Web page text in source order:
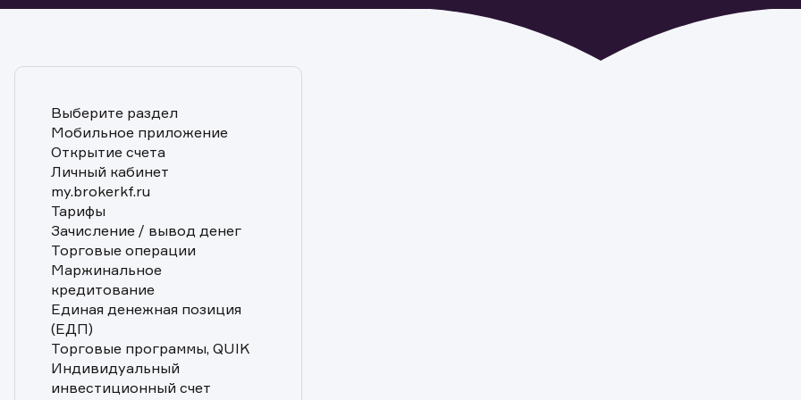
Выберите раздел
Мобильное приложение
Открытие счета
Личный кабинет
my.brokerkf.ru
Тарифы
Зачисление / вывод денег
Торговые операции
Маржинальное
кредитование
Единая денежная позиция
(ЕДП)
Торговые программы, QUIK
Индивидуальный
инвестиционный счет